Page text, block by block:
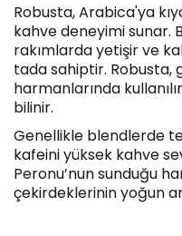
Robusta, Arabica'ya
kahve deneyimi sunar.
rakımlarda yetişir ve
tada sahiptir. Robusta,
harmanlarında
bilinir.
Genellikle blendlerde
kafeini yüksek kahve
Peronu’nun sunduğu
çekirdeklerinin yoğun